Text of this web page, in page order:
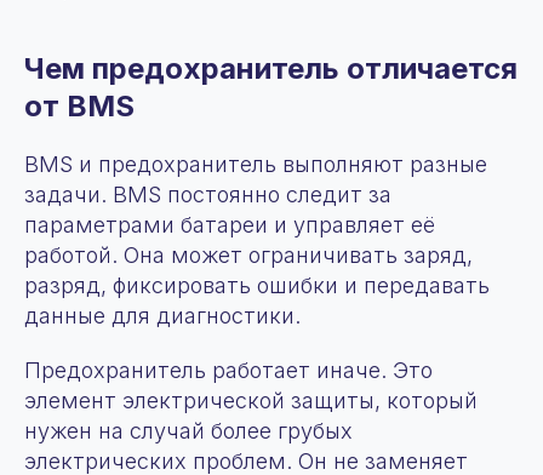
Чем предохранитель отличается
от BMS
BMS и предохранитель выполняют разные
задачи. BMS постоянно следит за
параметрами батареи и управляет её
работой. Она может ограничивать заряд,
разряд, фиксировать ошибки и передавать
данные для диагностики.
Предохранитель работает иначе. Это
элемент электрической защиты, который
нужен на случай более грубых
электрических проблем. Он не заменяет